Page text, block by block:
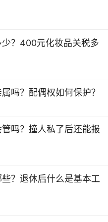
？400元化妆品关税多
吗？配偶权如何保护？
吗？撞人私了后还能报
？退休后什么是基本工